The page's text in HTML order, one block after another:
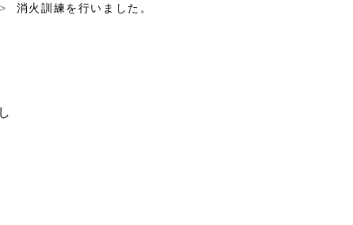
消火訓練を行いました。